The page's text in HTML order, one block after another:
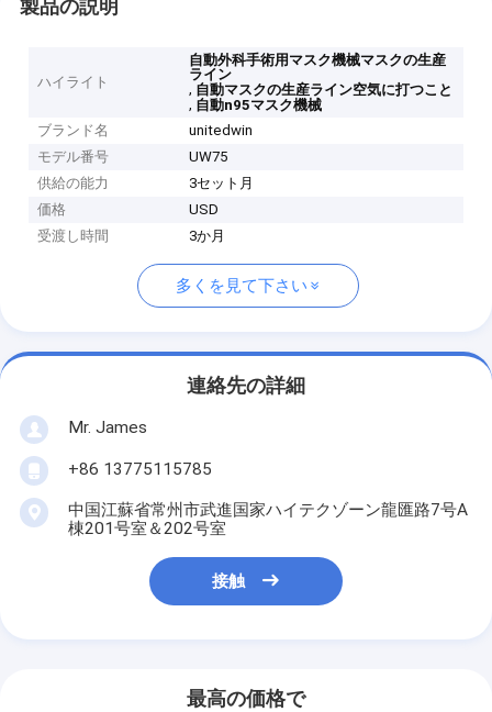
製品の説明
ハイライト
自動外科手術用マスク機械マスクの生産
ライン
, 自動マスクの生産ライン空気に打つこと
, 自動n95マスク機械
ブランド名
unitedwin
モデル番号
UW75
供給の能力
3セット月
価格
USD
受渡し時間
3か月
多くを見て下さい
連絡先の詳細
Mr. James
+86 13775115785
中国江蘇省常州市武進国家ハイテクゾーン龍匯路7号A
棟201号室＆202号室
接触
最高の価格で